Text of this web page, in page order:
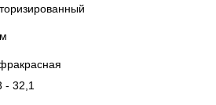
- 32,1